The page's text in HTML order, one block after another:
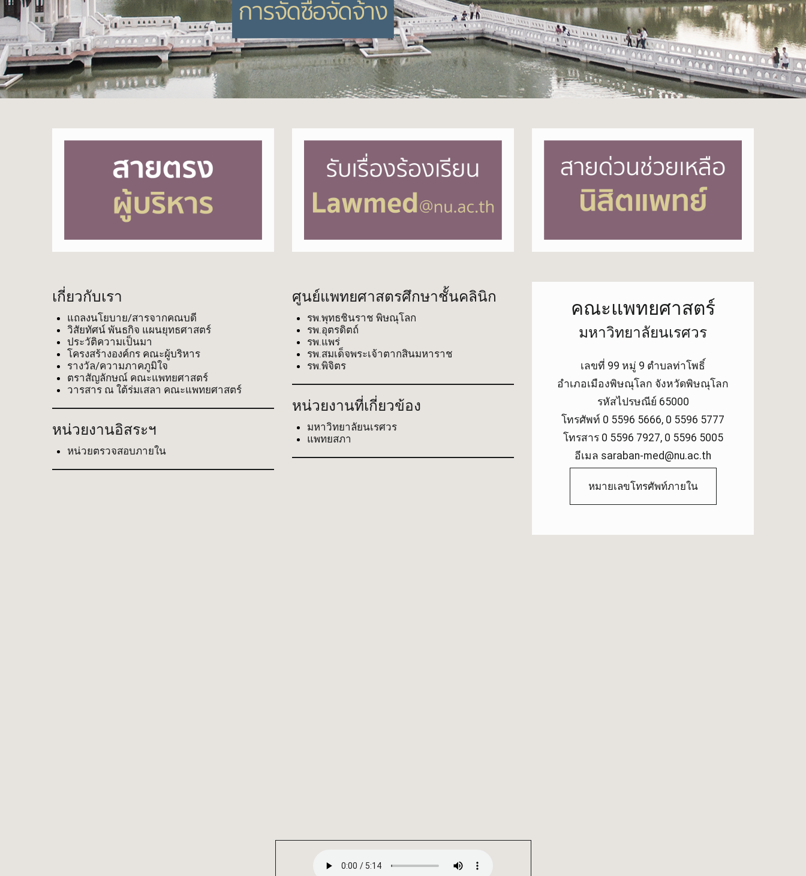
เกี่ยวกับเรา
แถลงนโยบาย/สารจากคณบดี
วิสัยทัศน์ พันธกิจ แผนยุทธศาสตร์
ประวัติความเป็นมา
โครงสร้างองค์กร คณะผู้บริหาร
รางวัล/ความภาคภูมิใจ
ตราสัญลักษณ์ คณะแพทยศาสตร์
วารสาร ณ ใต้ร่มเสลา คณะแพทยศาสตร์
หน่วยงานอิสระฯ
หน่วยตรวจสอบภายใน
ศูนย์แพทยศาสตรศึกษาชั้นคลินิก
รพ.พุทธชินราช พิษณุโลก
รพ.อุตรดิตถ์
รพ.แพร่
รพ.สมเด็จพระเจ้าตากสินมหาราช
รพ.พิจิตร
หน่วยงานที่เกี่ยวข้อง
มหาวิทยาลัยนเรศวร
แพทยสภา
คณะแพทยศาสตร์
มหาวิทยาลัยนเรศวร
เลขที่ 99 หมู่ 9 ตำบลท่าโพธิ์
อำเภอเมืองพิษณุโลก จังหวัดพิษณุโลก
รหัสไปรษณีย์ 65000
โทรศัพท์ 0 5596 5666, 0 5596 5777
โทรสาร 0 5596 7927, 0 5596 5005
อีเมล saraban-med@nu.ac.th
หมายเลขโทรศัพท์ภายใน